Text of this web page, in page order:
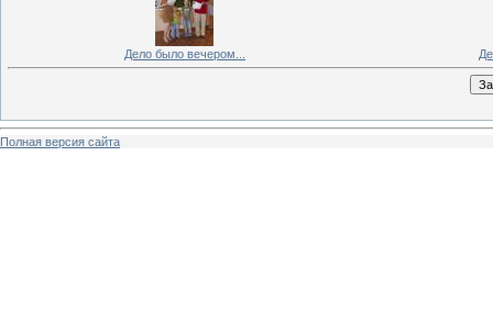
Дело было вечером...
Полная версия сайта